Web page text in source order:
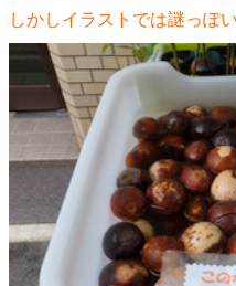
しかしイラストでは謎っぽ